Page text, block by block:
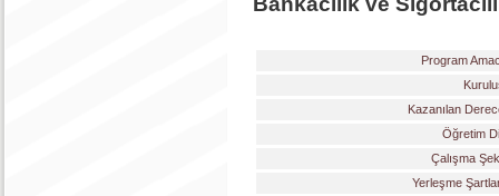
Program
Kazanılan
Öğretim
Çalışma
Yerleşme